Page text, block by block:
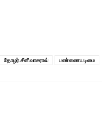
தோழர்.சீனிவாசராவ் பண்ணையடிமை